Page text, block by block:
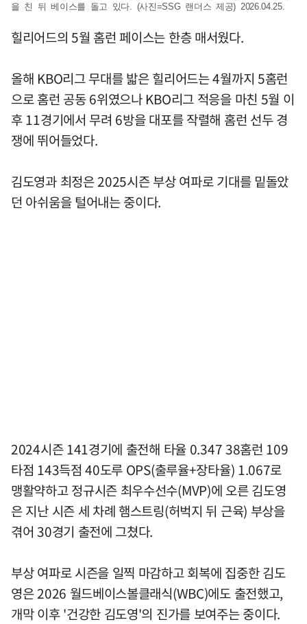
을 친 뒤 베이스를 돌고 있다. (사진=SSG 랜더스 제공) 2026.04.25.
힐리어드의 5월 홈런 페이스는 한층 매서웠다.
올해 KBO리그 무대를 밟은 힐리어드는 4월까지 5홈런
으로 홈런 공동 6위였으나 KBO리그 적응을 마친 5월 이
후 11경기에서 무려 6방을 대포를 작렬해 홈런 선두 경
쟁에 뛰어들었다.
김도영과 최정은 2025시즌 부상 여파로 기대를 밑돌았
던 아쉬움을 털어내는 중이다.
2024시즌 141경기에 출전해 타율 0.347 38홈런 109
타점 143득점 40도루 OPS(출루율+장타율) 1.067로
맹활약하고 정규시즌 최우수선수(MVP)에 오른 김도영
은 지난 시즌 세 차례 햄스트링(허벅지 뒤 근육) 부상을
겪어 30경기 출전에 그쳤다.
부상 여파로 시즌을 일찍 마감하고 회복에 집중한 김도
영은 2026 월드베이스볼클래식(WBC)에도 출전했고,
개막 이후 '건강한 김도영'의 진가를 보여주는 중이다.